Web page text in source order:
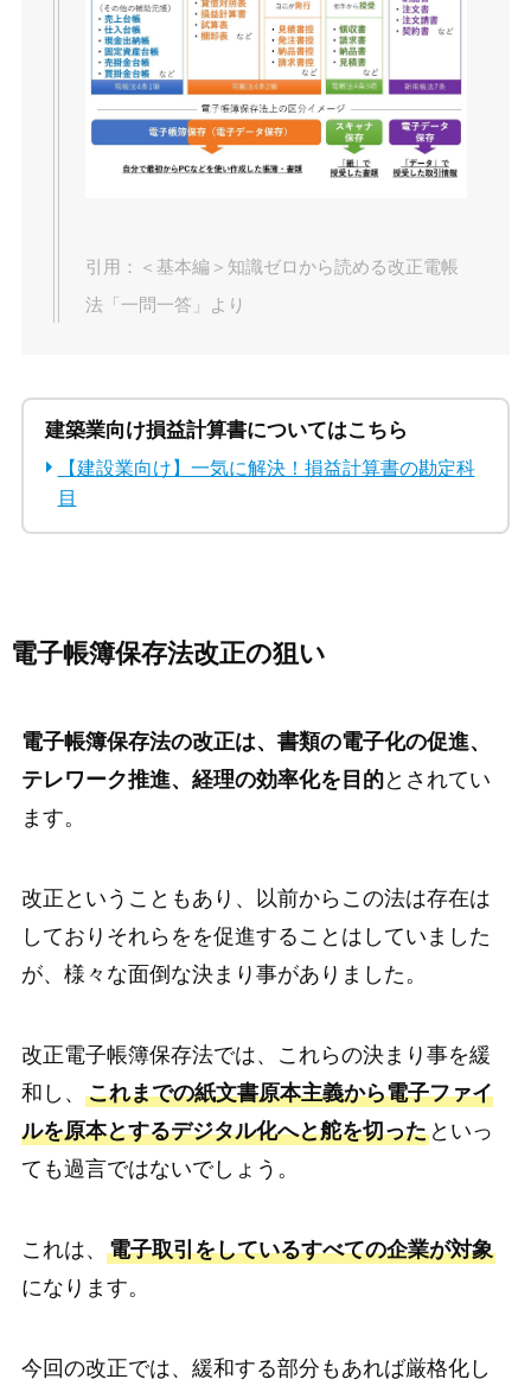
引用：＜基本編＞知識ゼロから読める改正電帳
法「一問一答」より
建築業向け損益計算書についてはこちら
【建設業向け】一気に解決！損益計算書の勘定科
目
電子帳簿保存法改正の狙い
電子帳簿保存法の改正は、書類の電子化の促進、
テレワーク推進、経理の効率化を目的とされてい
ます。
改正ということもあり、以前からこの法は存在は
しておりそれらをを促進することはしていました
が、様々な面倒な決まり事がありました。
改正電子帳簿保存法では、これらの決まり事を緩
和し、 これまでの紙文書原本主義から電子ファイ
ルを原本とするデジタル化へと舵を切ったといっ
ても過言ではないでしょう。
これは、 電子取引をしているすべての企業が対象
になります。
今回の改正では、緩和する部分もあれば厳格化し